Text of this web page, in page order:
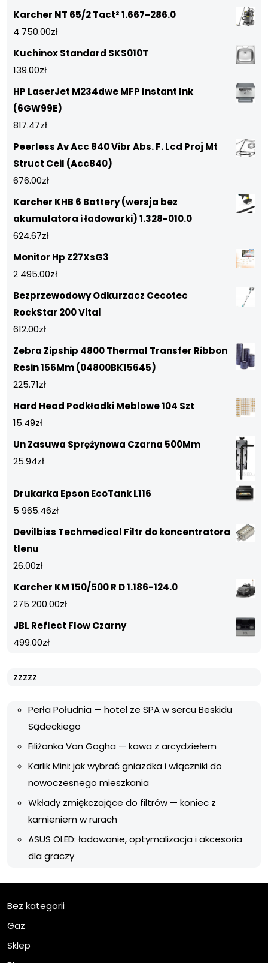
Karcher NT 65/2 Tact² 1.667-286.0
4 750.00zł
Kuchinox Standard SKS010T
139.00zł
HP LaserJet M234dwe MFP Instant Ink
(6GW99E)
817.47zł
Peerless Av Acc 840 Vibr Abs. F. Lcd Proj Mt
Struct Ceil (Acc840)
676.00zł
Karcher KHB 6 Battery (wersja bez
akumulatora i ładowarki) 1.328-010.0
624.67zł
Monitor Hp Z27XsG3
2 495.00zł
Bezprzewodowy Odkurzacz Cecotec
RockStar 200 Vital
612.00zł
Zebra Zipship 4800 Thermal Transfer Ribbon
Resin 156Mm (04800BK15645)
225.71zł
Hard Head Podkładki Meblowe 104 Szt
15.49zł
Un Zasuwa Sprężynowa Czarna 500Mm
25.94zł
Drukarka Epson EcoTank L116
5 965.46zł
Devilbiss Techmedical Filtr do koncentratora
tlenu
26.00zł
Karcher KM 150/500 R D 1.186-124.0
275 200.00zł
JBL Reflect Flow Czarny
499.00zł
zzzzz
Perła Południa — hotel ze SPA w sercu Beskidu
Sądeckiego
Filiżanka Van Gogha — kawa z arcydziełem
Karlik Mini: jak wybrać gniazdka i włączniki do
nowoczesnego mieszkania
Wkłady zmiękczające do filtrów — koniec z
kamieniem w rurach
ASUS OLED: ładowanie, optymalizacja i akcesoria
dla graczy
Bez kategorii
Gaz
Sklep